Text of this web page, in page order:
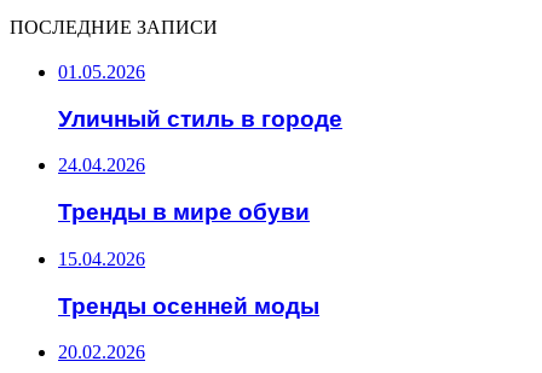
ПОСЛЕДНИЕ ЗАПИСИ
01.05.2026
Уличный стиль в городе
24.04.2026
Тренды в мире обуви
15.04.2026
Тренды осенней моды
20.02.2026